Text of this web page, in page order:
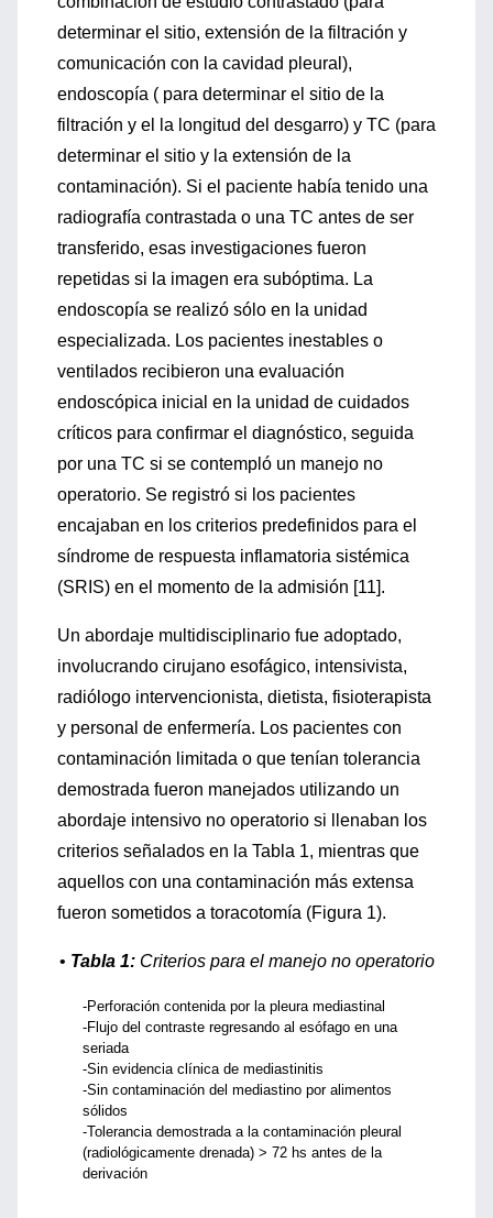
determinar el sitio, extensión de la filtración y
comunicación con la cavidad pleural),
endoscopía ( para determinar el sitio de la
filtración y el la longitud del desgarro) y TC (para
determinar el sitio y la extensión de la
contaminación). Si el paciente había tenido una
radiografía contrastada o una TC antes de ser
transferido, esas investigaciones fueron
repetidas si la imagen era subóptima. La
endoscopía se realizó sólo en la unidad
especializada. Los pacientes inestables o
ventilados recibieron una evaluación
endoscópica inicial en la unidad de cuidados
críticos para confirmar el diagnóstico, seguida
por una TC si se contempló un manejo no
operatorio. Se registró si los pacientes
encajaban en los criterios predefinidos para el
síndrome de respuesta inflamatoria sistémica
(SRIS) en el momento de la admisión [11].
Un abordaje multidisciplinario fue adoptado,
involucrando cirujano esofágico, intensivista,
radiólogo intervencionista, dietista, fisioterapista
y personal de enfermería. Los pacientes con
contaminación limitada o que tenían tolerancia
demostrada fueron manejados utilizando un
abordaje intensivo no operatorio si llenaban los
criterios señalados en la Tabla 1, mientras que
aquellos con una contaminación más extensa
fueron sometidos a toracotomía (Figura 1).
• Tabla 1:Criterios para el manejo no operatorio
-Perforación contenida por la pleura mediastinal
-Flujo del contraste regresando al esófago en una
seriada
-Sin evidencia clínica de mediastinitis
-Sin contaminación del mediastino por alimentos
sólidos
-Tolerancia demostrada a la contaminación pleural
(radiológicamente drenada) > 72 hs antes de la
derivación